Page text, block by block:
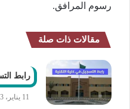
رسوم المرافق.
مقالات ذات صلة
رابط
11 يناير، 2023